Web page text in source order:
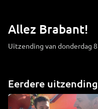
Allez Brabant!
Uitzending van donderdag
Eerdere